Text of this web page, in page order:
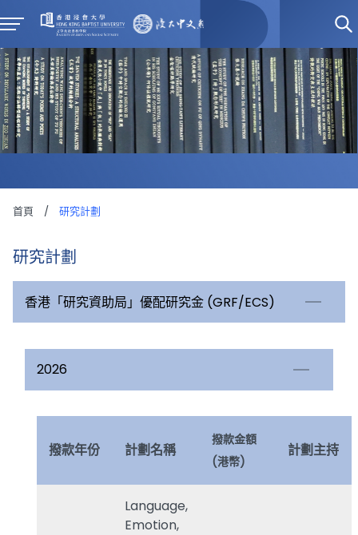
首頁 / 研究計劃
研究計劃
香港「研究資助局」優配研究金 (GRF/ECS)
2026
撥款年份 計劃名稱
撥款金額
(港幣)
計劃主持
Language,
Emotion,